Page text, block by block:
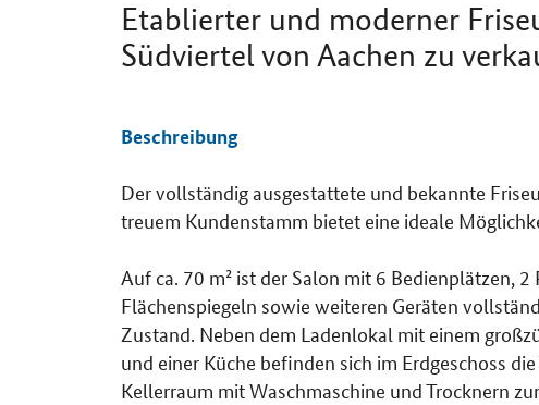
Etablierter und moderner
Südviertel von Aachen zu
Details
Beschreibung
Der vollständig ausgestattete und bekannte
treuem Kundenstamm bietet eine ideale
Auf ca. 70 m² ist der Salon mit 6 Bedienplätzen,
Flächenspiegeln sowie weiteren Geräten
Zustand. Neben dem Ladenlokal mit einem
und einer Küche befinden sich im Erdgeschoss
Kellerraum mit Waschmaschine und Trocknern